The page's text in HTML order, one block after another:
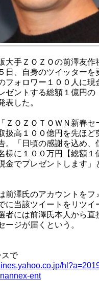
大手ＺＯＺＯの前澤友作
日、自身のツイッターを
フォロワー１００人に現
ゼントする総額１億円の
表した。
ＺＯＺＯＴＯＷＮ新春セ
扱高１００億円を先ほど
。「日頃の感謝を込め、
様に１００万円【総額１
金でプレゼントします」
前澤氏のアカウントをフ
に当該ツイートをリツイ
者には前澤氏本人から直
ージが届くという。
スで
ent